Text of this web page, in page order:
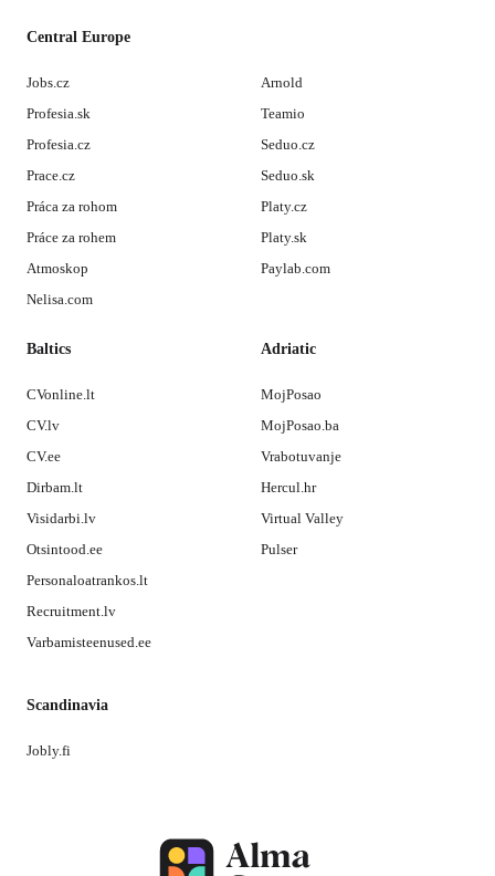
Central Europe
Jobs.cz
Profesia.sk
Profesia.cz
Prace.cz
Práca za rohom
Práce za rohem
Atmoskop
Nelisa.com
Arnold
Teamio
Seduo.cz
Seduo.sk
Platy.cz
Platy.sk
Paylab.com
Baltics
CVonline.lt
CV.lv
CV.ee
Dirbam.lt
Visidarbi.lv
Otsintood.ee
Personaloatrankos.lt
Recruitment.lv
Varbamisteenused.ee
Adriatic
MojPosao
MojPosao.ba
Vrabotuvanje
Hercul.hr
Virtual Valley
Pulser
Scandinavia
Jobly.fi